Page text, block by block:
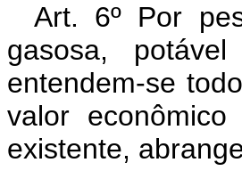
Art. 6º Por
gasosa,
entendem-se
valor
existente,